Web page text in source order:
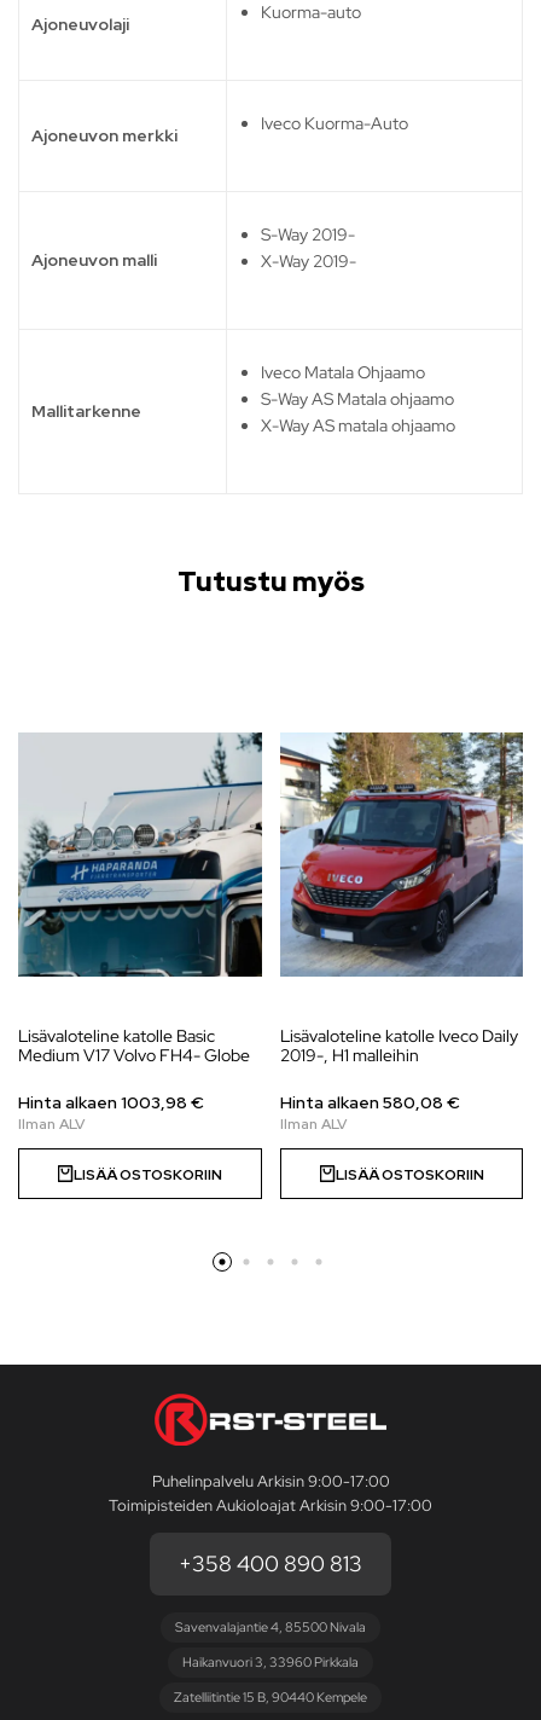
Ajoneuvolaji
Kuorma-auto
Ajoneuvon merkki
Iveco Kuorma-Auto
Ajoneuvon malli
S-Way 2019-
X-Way 2019-
Mallitarkenne
Iveco Matala Ohjaamo
S-Way AS Matala ohjaamo
X-Way AS matala ohjaamo
Tutustu myös
Lisävaloteline katolle Basic
Medium V17 Volvo FH4- Globe
Hinta alkaen1003,98 €
LISÄÄ OSTOSKORIIN
Lisävaloteline katolle Iveco Daily
2019-, H1 malleihin
Hinta alkaen580,08 €
LISÄÄ OSTOSKORIIN
Puhelinpalvelu Arkisin 9:00-17:00
Toimipisteiden Aukioloajat Arkisin 9:00-17:00
+358 400 890 813
Savenvalajantie 4, 85500 Nivala
Haikanvuori 3, 33960 Pirkkala
Zatelliitintie 15 B, 90440 Kempele